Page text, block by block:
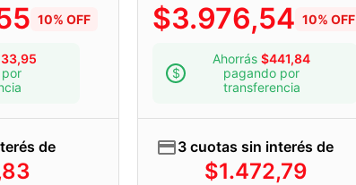
10% OFF
de
$3.976,54 10% OFF
Ahorrás $441,84
pagando por
transferencia
3 cuotas sin interés de
$1.472,79